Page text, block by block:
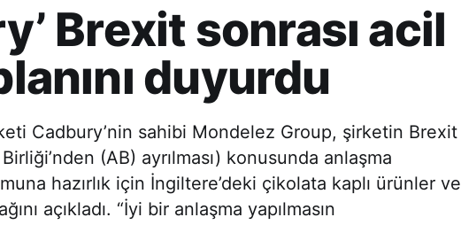
Brexit sonrası acil
duyurdu
Cadbury’nin sahibi Mondelez Group, şirketin Brexit
(AB) ayrılması) konusunda anlaşma
hazırlık için İngiltere’deki çikolata kaplı ürünler ve
açıkladı. “İyi bir anlaşma yapılmasın